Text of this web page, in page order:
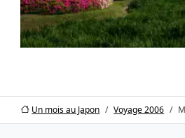
Un mois au Japon Voyage 2006